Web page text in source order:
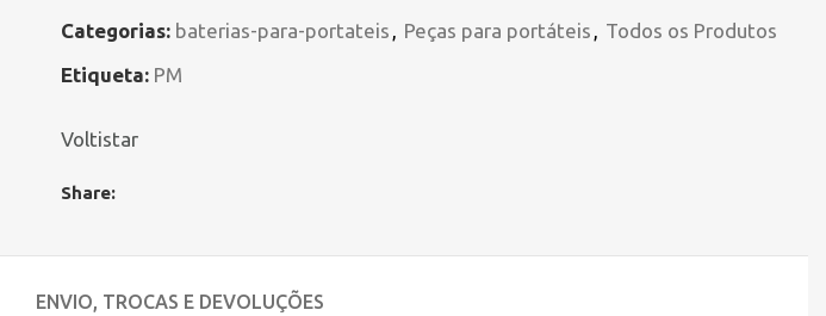
Categorias: baterias-para-portateis , Peças para portáteis , Todos os Produtos
Etiqueta: PM
Voltistar
Share:
ENVIO, TROCAS E DEVOLUÇÕES